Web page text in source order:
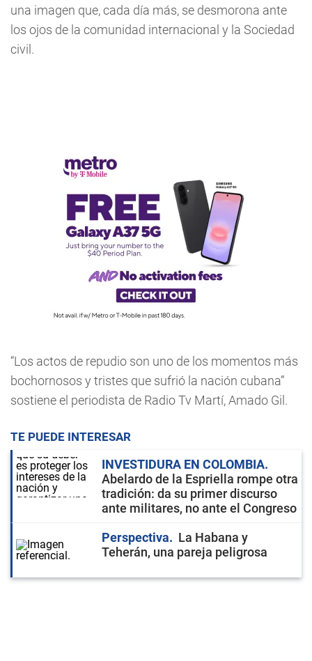
una imagen que, cada día más, se desmorona ante
los ojos de la comunidad internacional y la Sociedad
civil.
“Los actos de repudio son uno de los momentos más
bochornosos y tristes que sufrió la nación cubana”
sostiene el periodista de Radio Tv Martí, Amado Gil.
TE PUEDE INTERESAR
INVESTIDURA EN COLOMBIA
Abelardo de la Espriella rompe otra
tradición: da su primer discurso
ante militares, no ante el Congreso
Perspectiva
La Habana y
Teherán, una pareja peligrosa